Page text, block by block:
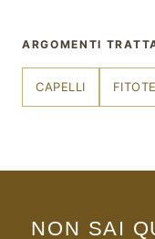
ARGOMENTI
CAPELLI
NON SAI